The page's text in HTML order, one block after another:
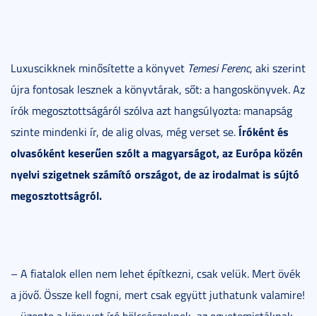
Luxuscikknek minősítette a könyvet Temesi Ferenc, aki szerint
újra fontosak lesznek a könyvtárak, sőt: a hangoskönyvek. Az
írók megosztottságáról szólva azt hangsúlyozta: manapság
szinte mindenki ír, de alig olvas, még verset se.Íróként és
olvasóként keserűen szólt a magyarságot, az Európa közén
nyelvi szigetnek számító országot, de az irodalmat is sújtó
megosztottságról.
– A fiatalok ellen nem lehet építkezni, csak velük. Mert övék
a jövő. Össze kell fogni, mert csak együtt juthatunk valamire!